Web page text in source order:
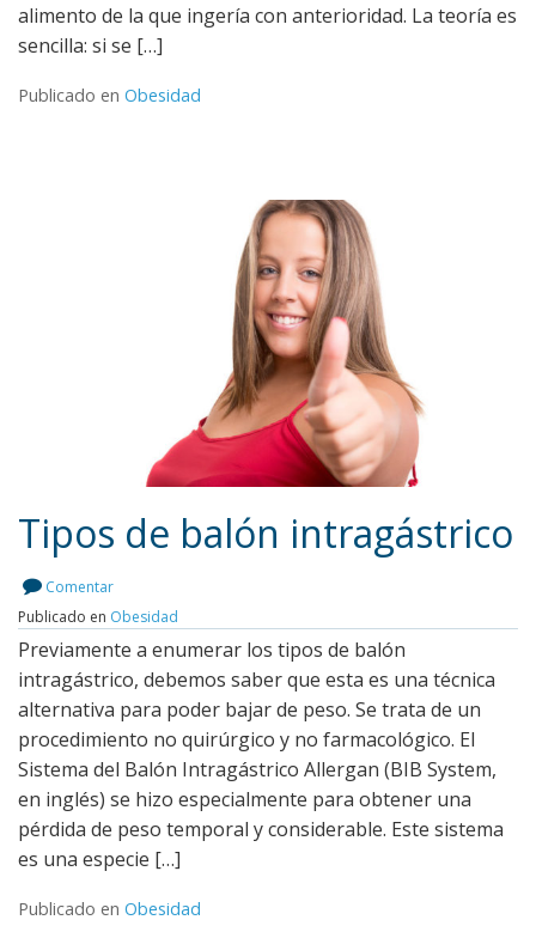
alimento de la que ingería con anterioridad. La teoría es
sencilla: si se […]
Publicado en Obesidad
Leer más
Tipos de balón intragástrico
Comentar
Publicado en Obesidad
Previamente a enumerar los tipos de balón
intragástrico, debemos saber que esta es una técnica
alternativa para poder bajar de peso. Se trata de un
procedimiento no quirúrgico y no farmacológico. El
Sistema del Balón Intragástrico Allergan (BIB System,
en inglés) se hizo especialmente para obtener una
pérdida de peso temporal y considerable. Este sistema
es una especie […]
Publicado en Obesidad